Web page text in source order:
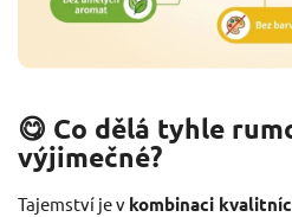
😋 Co dělá tyhle
výjimečné?
Tajemství je v kombinaci